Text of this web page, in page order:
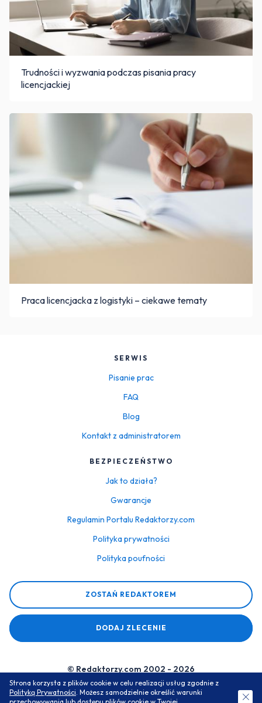
Trudności i wyzwania podczas pisania pracy
licencjackiej
Praca licencjacka z logistyki – ciekawe tematy
SERWIS
Pisanie prac
FAQ
Blog
Kontakt z administratorem
BEZPIECZEŃSTWO
Jak to działa?
Gwarancje
Regulamin Portalu Redaktorzy.com
Polityka prywatności
Polityka poufności
ZOSTAŃ REDAKTOREM
DODAJ ZLECENIE
© Redaktorzy.com 2002 - 2026
Serwis do zamawiania prac dyplomowych i zaliczeniowych
ZAMÓW DARMOWĄ WYCENĘ
Strona korzysta z plików cookie w celu realizacji usług zgodnie z
Polityką Prywatności. Możesz samodzielnie określić warunki